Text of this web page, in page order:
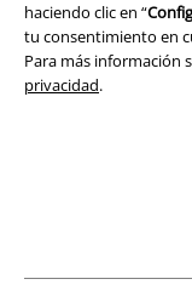
haciendo clic en “
tu consentimiento en
Para más información
privacidad.
Eliminación de
Declaración de
Todos los precios